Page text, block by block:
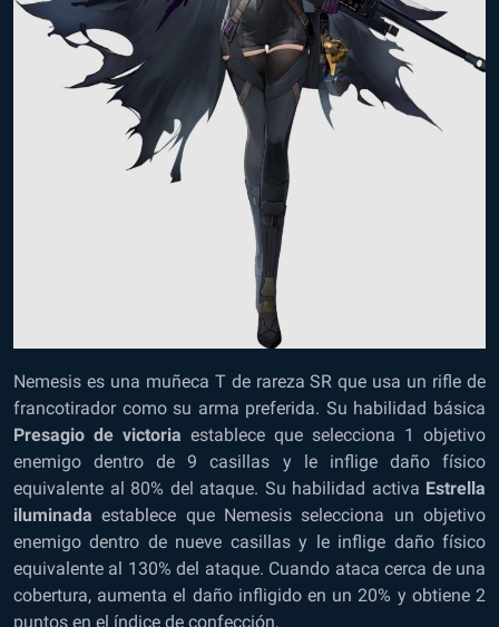
Nemesis es una muñeca T de rareza SR que usa un rifle de
francotirador como su arma preferida. Su habilidad básica
Presagio de victoria establece que selecciona 1 objetivo
enemigo dentro de 9 casillas y le inflige daño físico
equivalente al 80% del ataque. Su habilidad activa Estrella
iluminada establece que Nemesis selecciona un objetivo
enemigo dentro de nueve casillas y le inflige daño físico
equivalente al 130% del ataque. Cuando ataca cerca de una
cobertura, aumenta el daño infligido en un 20% y obtiene 2
puntos en el índice de confección.